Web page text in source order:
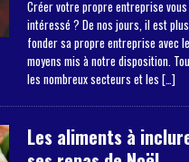
Créer votre propre entreprise
intéressé ? De nos jours, il est
fonder sa propre entreprise avec
moyens mis à notre disposition.
les nombreux secteurs et les […]
Les aliments à